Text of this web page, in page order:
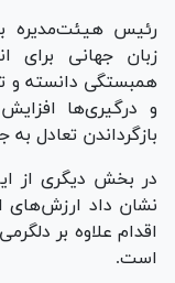
رئیس هیئت‌مدیره
زبان جهانی برای
همبستگی دانسته و
و درگیری‌ها
بازگرداندن تعادل
در بخش دیگری از
نشان داد ارزش‌های
اقدام علاوه بر
است.